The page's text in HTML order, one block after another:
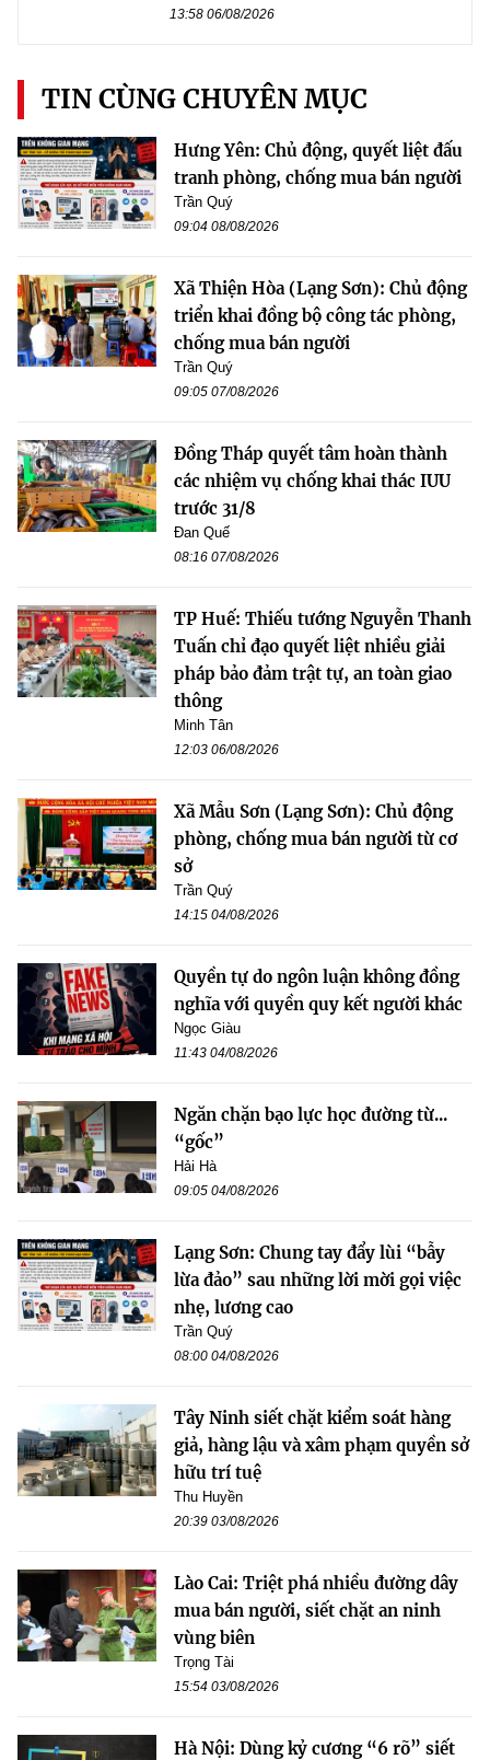
13:58 06/08/2026
TIN CÙNG CHUYÊN MỤC
Hưng Yên: Chủ động, quyết liệt đấu
tranh phòng, chống mua bán người
Trần Quý
09:04 08/08/2026
Xã Thiện Hòa (Lạng Sơn): Chủ động
triển khai đồng bộ công tác phòng,
chống mua bán người
Trần Quý
09:05 07/08/2026
Đồng Tháp quyết tâm hoàn thành
các nhiệm vụ chống khai thác IUU
trước 31/8
Đan Quế
08:16 07/08/2026
TP Huế: Thiếu tướng Nguyễn Thanh
Tuấn chỉ đạo quyết liệt nhiều giải
pháp bảo đảm trật tự, an toàn giao
thông
Minh Tân
12:03 06/08/2026
Xã Mẫu Sơn (Lạng Sơn): Chủ động
phòng, chống mua bán người từ cơ
sở
Trần Quý
14:15 04/08/2026
Quyền tự do ngôn luận không đồng
nghĩa với quyền quy kết người khác
Ngọc Giàu
11:43 04/08/2026
Ngăn chặn bạo lực học đường từ...
“gốc”
Hải Hà
09:05 04/08/2026
Lạng Sơn: Chung tay đẩy lùi “bẫy
lừa đảo” sau những lời mời gọi việc
nhẹ, lương cao
Trần Quý
08:00 04/08/2026
Tây Ninh siết chặt kiểm soát hàng
giả, hàng lậu và xâm phạm quyền sở
hữu trí tuệ
Thu Huyền
20:39 03/08/2026
Lào Cai: Triệt phá nhiều đường dây
mua bán người, siết chặt an ninh
vùng biên
Trọng Tài
15:54 03/08/2026
Hà Nội: Dùng kỷ cương “6 rõ” siết